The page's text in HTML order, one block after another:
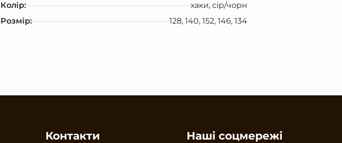
Колір:
хаки, сiр/чорн
Розмір:
128, 140, 152, 146, 134
Контакти Наші соцмережі